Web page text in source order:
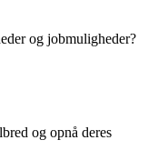
og jobmuligheder?
og opnå deres